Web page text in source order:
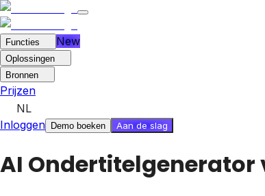
Functies New
Oplossingen
Bronnen
Prijzen
NL
Inloggen
Demo boeken Aan de slag
AI Ondertitelgenerator